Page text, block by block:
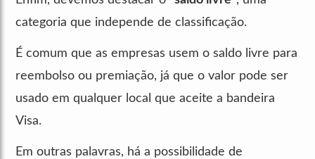
categoria que independe de classificação.
É comum que as empresas usem o saldo livre para
reembolso ou premiação, já que o valor pode ser
usado em qualquer local que aceite a bandeira
Visa.
Em outras palavras, há a possibilidade de